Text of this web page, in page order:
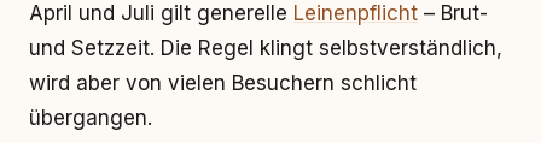
April und Juli gilt generelle Leinenpflicht – Brut-
und Setzzeit. Die Regel klingt selbstverständlich,
wird aber von vielen Besuchern schlicht
übergangen.